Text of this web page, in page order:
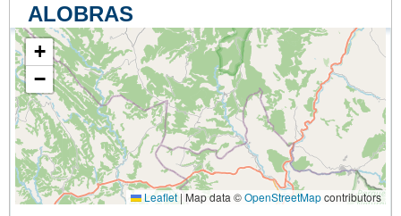
ALOBRAS
+
−
Leaflet | Map data ©OpenStreetMapcontributors